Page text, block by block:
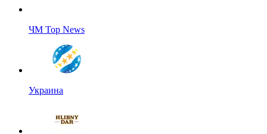
ЧМ Top News
Украина